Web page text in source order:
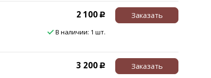
2 100 Р
В наличии: 1 шт.
Заказать
3 200 Р Заказать